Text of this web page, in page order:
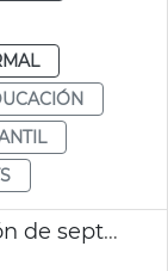
CC Escorxador - Programación de septiembre